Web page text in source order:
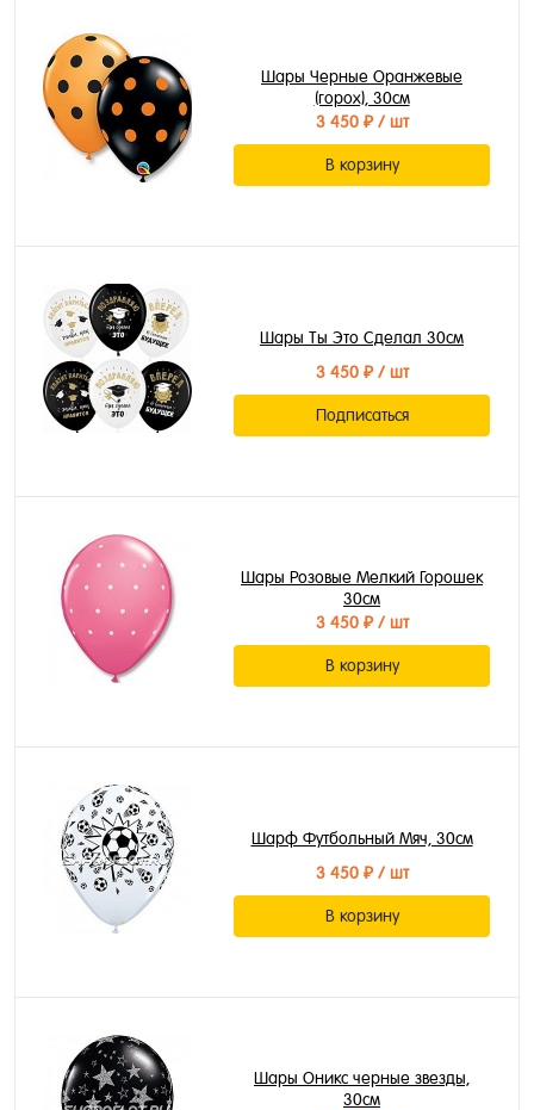
Шары Черные Оранжевые
(горох), 30см
3 450 ₽/ шт
В корзину
Шары Ты Это Сделал 30см
3 450 ₽/ шт
Подписаться
Шары Розовые Мелкий Горошек
30см
3 450 ₽/ шт
В корзину
Шарф Футбольный Мяч, 30см
3 450 ₽/ шт
В корзину
Шары Оникс черные звезды,
30см